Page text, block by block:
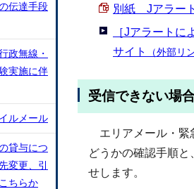
別紙 Jアラー
［Jアラート
サイト
（外部リ
受信できない場
エリアメール・緊
どうかの確認手順
せします。
伝達手段
政無線・
実施に伴
ルメール
貸与につ
変更、引
ちらか